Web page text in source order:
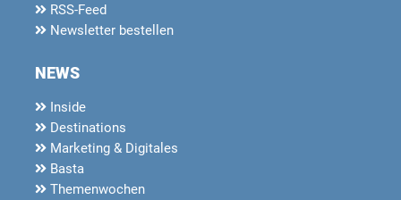
RSS-Feed
Newsletter bestellen
NEWS
Inside
Destinations
Marketing & Digitales
Basta
Themenwochen